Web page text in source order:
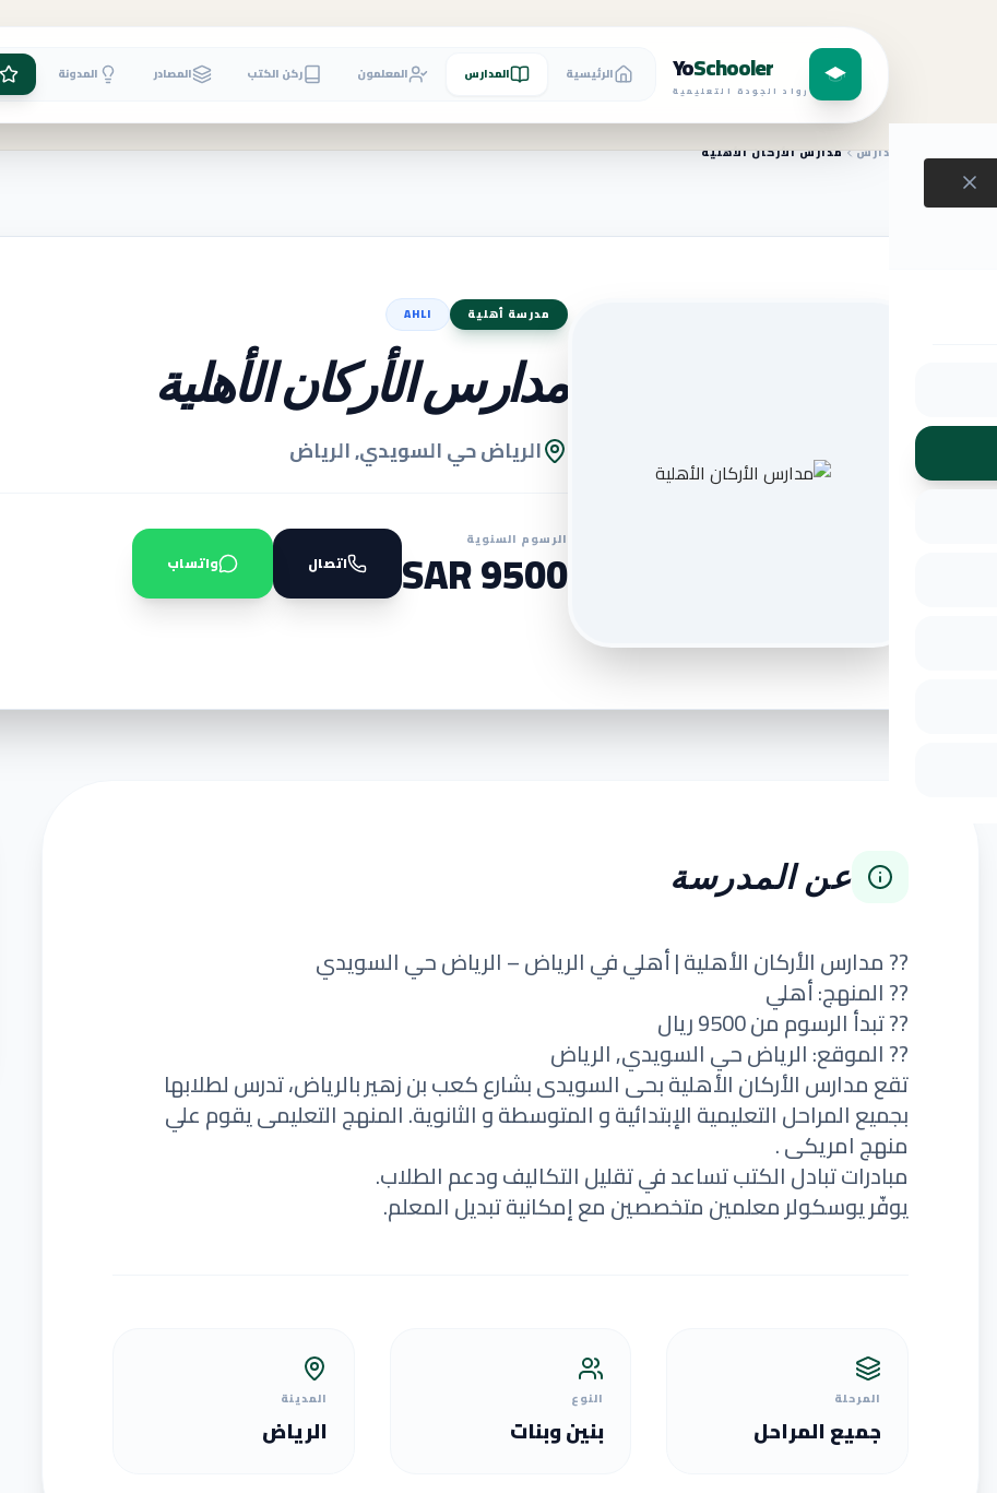
YoSchooler
رواد الجودة التعليمية
الرئيسية المدارس المعلمون ركن الكتب المصادر المدونة
المدارس مدارس الأركان الأهلية
مدرسة أهلية AHLI
مدارس الأركان الأهلية
الرياض حي السويدي, الرياض
الرسوم السنوية
9500 SAR اتصال واتساب
عن المدرسة
?? مدارس الأركان الأهلية | أهلي في الرياض – الرياض حي السويدي
?? المنهج: أهلي
?? تبدأ الرسوم من 9500 ريال
?? الموقع: الرياض حي السويدي, الرياض
تقع مدارس الأركان الأهلية بحى السويدى بشارع كعب بن زهير بالرياض، تدرس لطلابها
بجميع المراحل التعليمية الإبتدائية و المتوسطة و الثانوية. المنهج التعليمى يقوم علي
منهج امريكى .
مبادرات تبادل الكتب تساعد في تقليل التكاليف ودعم الطلاب.
يوفّر يوسكولر معلمين متخصصين مع إمكانية تبديل المعلم.
المرحلة
جميع المراحل
النوع
بنين وبنات
المدينة
الرياض